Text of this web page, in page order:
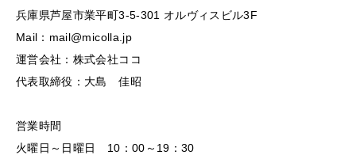
兵庫県芦屋市業平町3-5-301 オルヴィスビル3F
Mail：mail@micolla.jp
運営会社：株式会社ココ
代表取締役：大島 佳昭
営業時間
火曜日～日曜日 10：00～19：30